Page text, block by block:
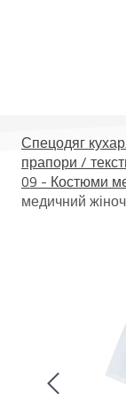
Спецодяг
прапори /
09 - Костюми
медичний